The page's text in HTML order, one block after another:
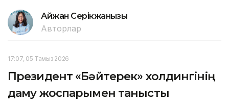
Айжан Серікжанқызы
Авторлар
17:07, 05 Тамыз 2026
Президент «Бәйтерек» холдингінің
даму жоспарымен танысты